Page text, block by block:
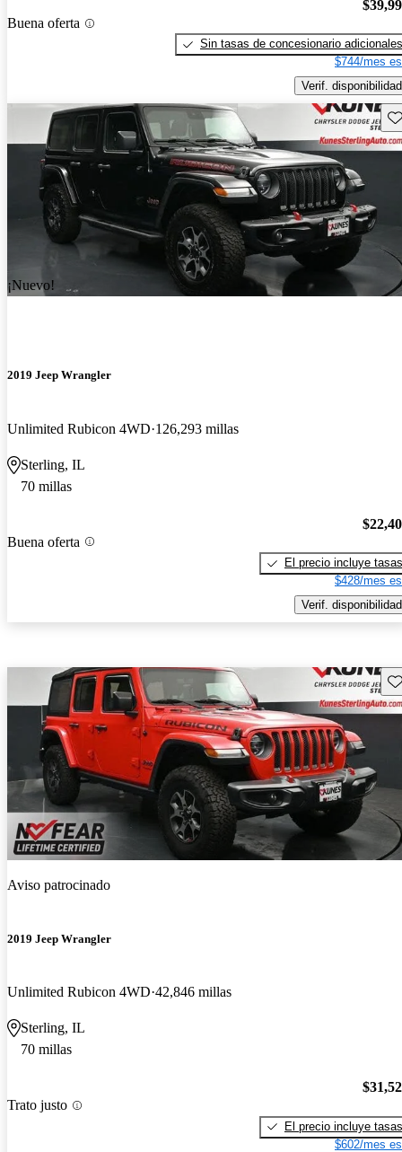
Buena oferta
Sin tasas de concesionario adicionales
$744/mes
Verif. disponibilidad
¡Nuevo!
2019 Jeep Wrangler
Unlimited Rubicon 4WD 126,293 millas
Sterling, IL
70 millas
Buena oferta
El precio incluye tasas
$428/mes
Verif. disponibilidad
Aviso patrocinado
2019 Jeep Wrangler
Unlimited Rubicon 4WD 42,846 millas
Sterling, IL
70 millas
Trato justo
El precio incluye tasas
$602/mes